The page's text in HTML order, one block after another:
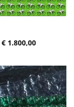
€1.800,00
€ 250,00